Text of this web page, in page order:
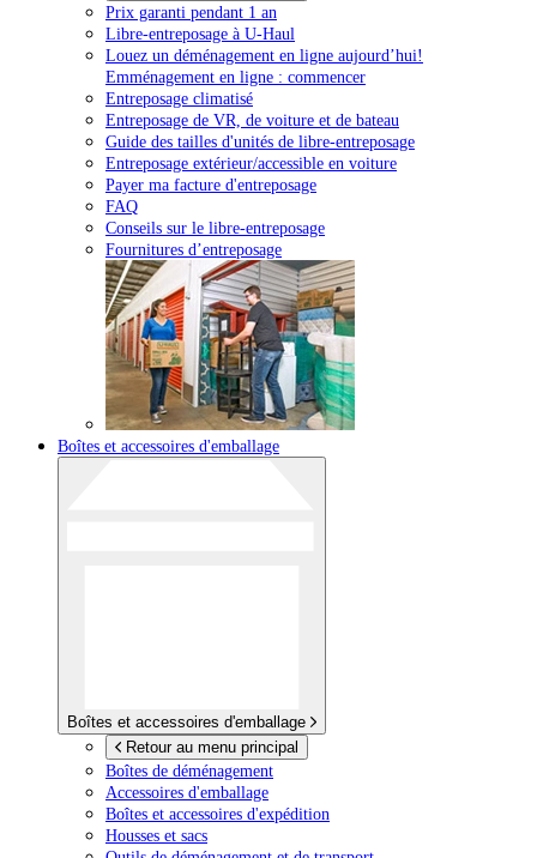
Prix garanti pendant 1 an
Libre-entreposage à U-Haul
Louez un déménagement en ligne aujourd’hui!
Emménagement en ligne : commencer
Entreposage climatisé
Entreposage de VR, de voiture et de bateau
Guide des tailles d'unités de libre-entreposage
Entreposage extérieur/accessible en voiture
Payer ma facture d'entreposage
FAQ
Conseils sur le libre-entreposage
Fournitures d’entreposage
Boîtes et accessoires d'emballage
Boîtes et accessoires d'emballage
Retour au menu principal
Boîtes de déménagement
Accessoires d'emballage
Boîtes et accessoires d'expédition
Housses et sacs